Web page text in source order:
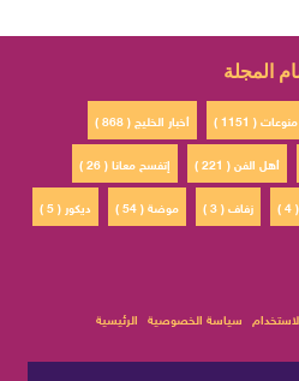
المجلة
أخبار الخليج ( 868 ) منوعات ( 1151 )
إتفسح معانا ( 26 )
أهل الفن ( 221 )
ديكور ( 5 )
موضة ( 54 ) زفاف ( 3 )
الرئيسية سياسة الخصوصية